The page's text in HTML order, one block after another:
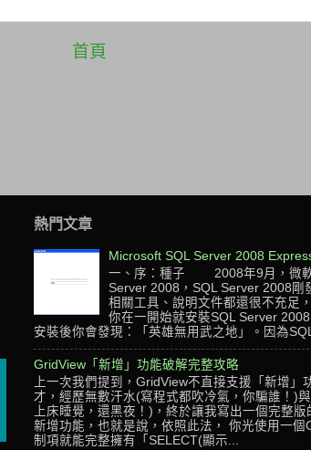
首頁
熱門文章
Microsoft SQL Server 2008
一、序：種子 2008年9月，微軟
Server 2008，SQL Server 2008剛
相關工具、說明文件都還很不充足
你在一開始就安裝SQL Server 2008
安裝後你會發現：「英雄無用武之地」。因為
GridView「新增」功能破解完整攻略
上一次我們提到，GridView不直接支援「新增」
才，經歷無數汗水(寫程式都吹冷氣，你騙誰！)
上床睡覺，還黑夜！)，終於讓我寫出一個完整版
新增功能，也就是說，依照此法， 你光使用一個
制項就能完整擁有「SELECT(顯示...